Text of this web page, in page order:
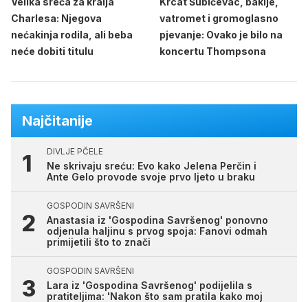
Charlesa: Njegova
nećakinja rodila, ali beba
neće dobiti titulu
vatromet i gromoglasno
pjevanje: Ovako je bilo na
koncertu Thompsona
Najčitanije
DIVLJE PČELE
Ne skrivaju sreću: Evo kako Jelena Perčin i
Ante Gelo provode svoje prvo ljeto u braku
GOSPODIN SAVRŠENI
Anastasia iz 'Gospodina Savršenog' ponovno
odjenula haljinu s prvog spoja: Fanovi odmah
primijetili što to znači
GOSPODIN SAVRŠENI
Lara iz 'Gospodina Savršenog' podijelila s
pratiteljima: 'Nakon što sam pratila kako moj